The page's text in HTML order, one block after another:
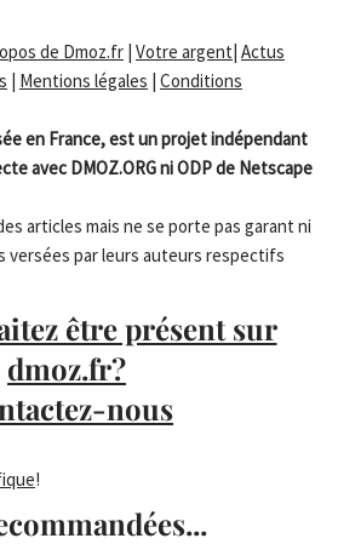
de Dmoz.fr | Votre argent| Actus
| Mentions légales | Conditions
en France, est un projet indépendant
avec DMOZ.ORG ni ODP de Netscape
articles mais ne se porte pas garant ni
versées par leurs auteurs respectifs
être présent sur
dmoz.fr?
nous
!